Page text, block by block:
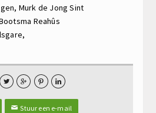
Murk de JongSint
Reahûs
   
✉Stuur een e-mail